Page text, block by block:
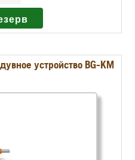
устройство BG-KM